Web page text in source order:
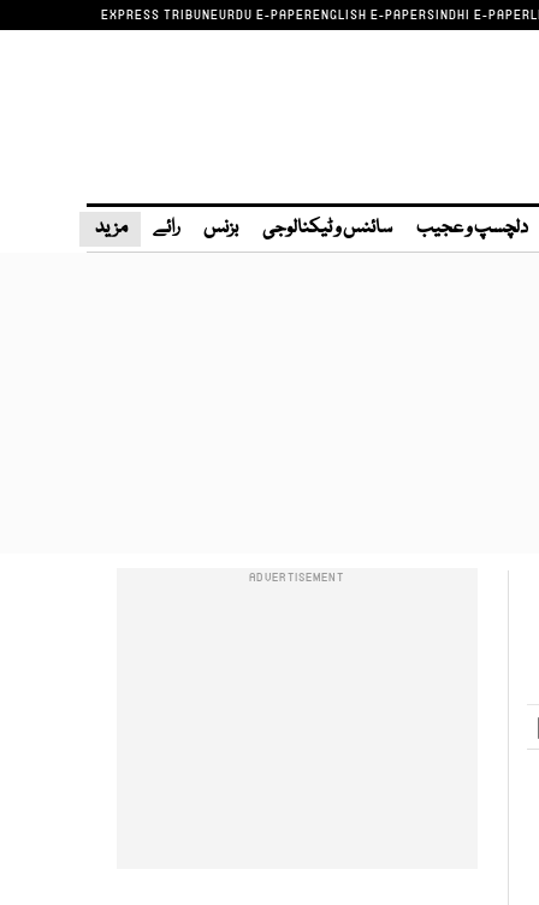
EXPRESS TRIBUNEURDU E-PAPERENGLISH E-PAPERSINDHI E-PAPER
دلچسپ و عجیب سائنس و ٹیکنالوجی بزنس رائے مزید